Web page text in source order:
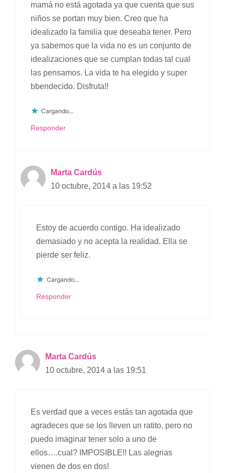
mamá no está agotada ya que cuenta que sus
niños se portan muy bien. Creo que ha
idealizado la familia que deseaba tener. Pero
ya sabemos que la vida no es un conjunto de
idealizaciones que se cumplan todas tal cual
las pensamos. La vida te ha elegido y super
bbendecido. Disfruta!!
Cargando...
Responder
Marta Cardús
10 octubre, 2014 a las 19:52
Estoy de acuerdo contigo. Ha idealizado
demasiado y no acepta la realidad. Ella se
pierde ser feliz.
Cargando...
Responder
Marta Cardús
10 octubre, 2014 a las 19:51
Es verdad que a veces estás tan agotada que
agradeces que se los lleven un ratito, pero no
puedo imaginar tener solo a uno de
ellos….cual? IMPOSIBLE!! Las alegrias
vienen de dos en dos!